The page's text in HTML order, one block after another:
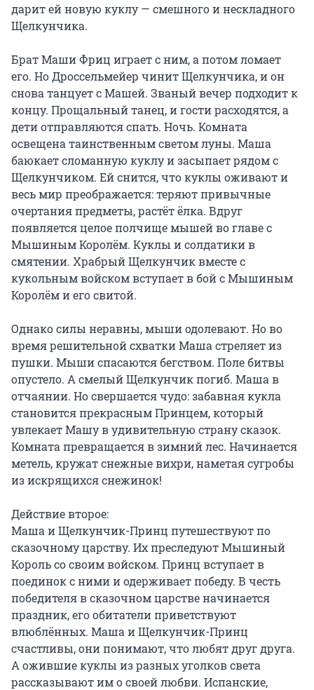
дарит ей новую куклу — смешного и нескладного
Щелкунчика.
Брат Маши Фриц играет с ним, а потом ломает
его. Но Дроссельмейер чинит Щелкунчика, и он
снова танцует с Машей. Званый вечер подходит к
концу. Прощальный танец, и гости расходятся, а
дети отправляются спать. Ночь. Комната
освещена таинственным светом луны. Маша
баюкает сломанную куклу и засыпает рядом с
Щелкунчиком. Ей снится, что куклы оживают и
весь мир преображается: теряют привычные
очертания предметы, растёт ёлка. Вдруг
появляется целое полчище мышей во главе с
Мышиным Королём. Куклы и солдатики в
смятении. Храбрый Щелкунчик вместе с
кукольным войском вступает в бой с Мышиным
Королём и его свитой.
Однако силы неравны, мыши одолевают. Но во
время решительной схватки Маша стреляет из
пушки. Мыши спасаются бегством. Поле битвы
опустело. А смелый Щелкунчик погиб. Маша в
отчаянии. Но свершается чудо: забавная кукла
становится прекрасным Принцем, который
увлекает Машу в удивительную страну сказок.
Комната превращается в зимний лес. Начинается
метель, кружат снежные вихри, наметая сугробы
из искрящихся снежинок!
Действие второе:
Маша и Щелкунчик-Принц путешествуют по
сказочному царству. Их преследуют Мышиный
Король со своим войском. Принц вступает в
поединок с ними и одерживает победу. В честь
победителя в сказочном царстве начинается
праздник, его обитатели приветствуют
влюблённых. Маша и Щелкунчик-Принц
счастливы, они понимают, что любят друг друга.
А ожившие куклы из разных уголков света
рассказывают им о своей любви. Испанские,